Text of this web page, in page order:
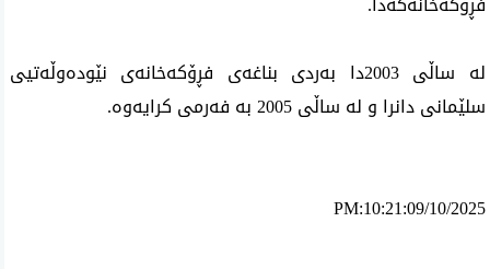
له‌ ساڵی 2003دا به‌ردی‌ بناغه‌ی‌ فڕۆكه‌خانه‌ی نێوده‌وڵه‌تیی
سلێمانی دانرا و له‌ ساڵی 2005 به‌ فه‌رمی كرایه‌وه‌.
PM:10:21:09/10/2025